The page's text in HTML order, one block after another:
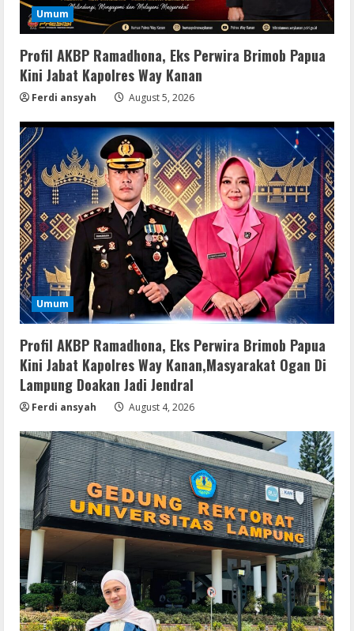
Umum
Profil AKBP Ramadhona, Eks Perwira Brimob Papua
Kini Jabat Kapolres Way Kanan
Ferdi ansyah August 5, 2026
Umum
Profil AKBP Ramadhona, Eks Perwira Brimob Papua
Kini Jabat Kapolres Way Kanan,Masyarakat Ogan Di
Lampung Doakan Jadi Jendral
Ferdi ansyah August 4, 2026
2
Serialers
VMware Workstation Portable +
Activator Final
August 6, 2026
3
Serialers
MATLAB Crack + Portable Clean
Premium
August 6, 2026